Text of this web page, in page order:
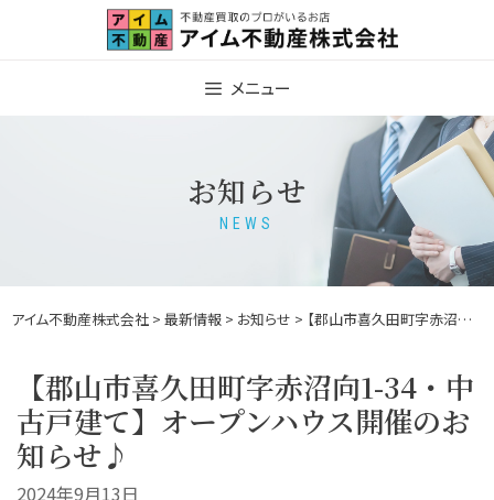
メニュー
お知らせ
NEWS
アイム不動産株式会社 > 最新情報 > お知らせ > 【郡山市喜久田町字赤沼向1-34・中古戸建て】オープンハウス開催のお知らせ♪
【郡山市喜久田町字赤沼向1-34・中
古戸建て】オープンハウス開催のお
知らせ♪
2024年9月13日